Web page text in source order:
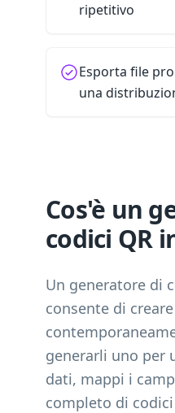
ripetitivo
Esporta file
una
Cos'è un
codici QR
Un generatore di
consente di
generarli uno per
dati, mappi i
completo di